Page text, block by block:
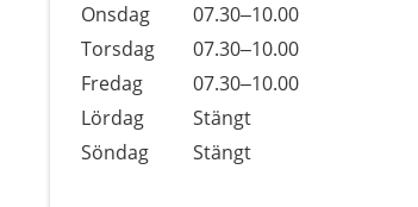
Onsdag
07.30–10.00
Torsdag
07.30–10.00
Fredag
07.30–10.00
Lördag
Stängt
Söndag
Stängt